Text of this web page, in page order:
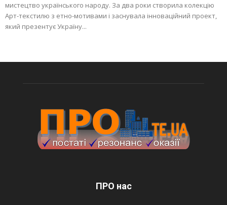
мистецтво українського народу. За два роки створила колекцію
Арт-текстилю з етно-мотивами і заснувала інноваційний проект,
який презентує Україну...
ПРО нас